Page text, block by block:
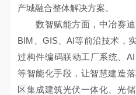
产城融合整体解决方案。
数智赋能方面，中冶赛迪
BIM、GIS、AI等前沿技术，
过构件编码联动工厂系统、
等智能化手段，让智慧建造
区集成建筑光伏一体化、光